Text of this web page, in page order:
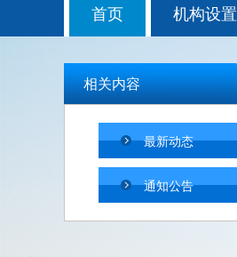
首页 机构设置
相关内容
最新动态
通知公告